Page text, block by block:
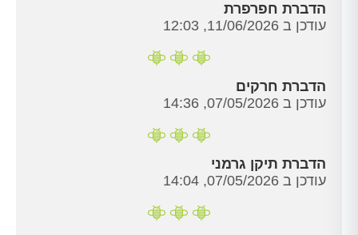
הדברת חפרפרת
עודכן ב 11/06/2026, 12:03
הדברת חרקים
עודכן ב 07/05/2026, 14:36
הדברת תיקן גרמני
עודכן ב 07/05/2026, 14:04